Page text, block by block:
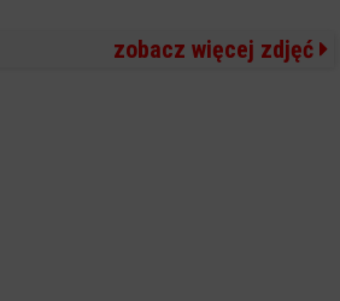
zobacz więcej zdjęć